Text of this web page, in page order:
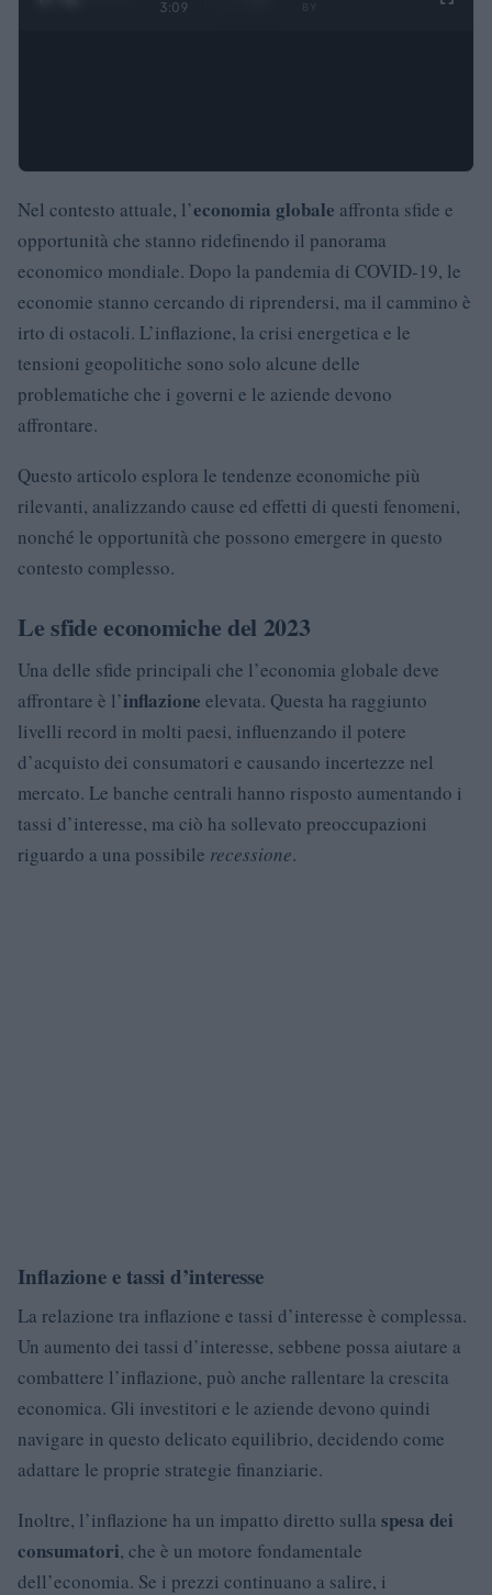
3:09
Nel contesto attuale, l’economia globale affronta sfide e
opportunità che stanno ridefinendo il panorama
economico mondiale. Dopo la pandemia di COVID-19, le
economie stanno cercando di riprendersi, ma il cammino è
irto di ostacoli. L’inflazione, la crisi energetica e le
tensioni geopolitiche sono solo alcune delle
problematiche che i governi e le aziende devono
affrontare.
Questo articolo esplora le tendenze economiche più
rilevanti, analizzando cause ed effetti di questi fenomeni,
nonché le opportunità che possono emergere in questo
contesto complesso.
Le sfide economiche del 2023
Una delle sfide principali che l’economia globale deve
affrontare è l’inflazione elevata. Questa ha raggiunto
livelli record in molti paesi, influenzando il potere
d’acquisto dei consumatori e causando incertezze nel
mercato. Le banche centrali hanno risposto aumentando i
tassi d’interesse, ma ciò ha sollevato preoccupazioni
riguardo a una possibile recessione.
Inflazione e tassi d’interesse
La relazione tra inflazione e tassi d’interesse è complessa.
Un aumento dei tassi d’interesse, sebbene possa aiutare a
combattere l’inflazione, può anche rallentare la crescita
economica. Gli investitori e le aziende devono quindi
navigare in questo delicato equilibrio, decidendo come
adattare le proprie strategie finanziarie.
Inoltre, l’inflazione ha un impatto diretto sulla spesa dei
consumatori, che è un motore fondamentale
dell’economia. Se i prezzi continuano a salire, i